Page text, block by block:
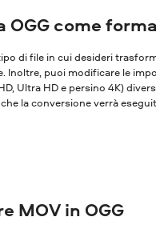
OGG come
di file in cui desideri
Inoltre, puoi modificare le
Ultra HD e persino 4K)
la conversione verrà
MOV in OGG